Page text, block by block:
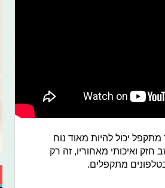
יכול להיות מאוד נוח
ואיכותי מאחוריו, זה רק